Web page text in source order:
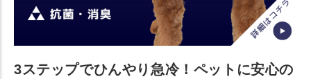
3ステップでひんやり急冷！ペットに安心の